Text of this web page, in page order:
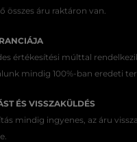
összes áru raktáron van.
értékesítési múlttal
mindig 100%-ban eredeti
ÉS VISSZAKÜLDÉS
mindig ingyenes, az áru